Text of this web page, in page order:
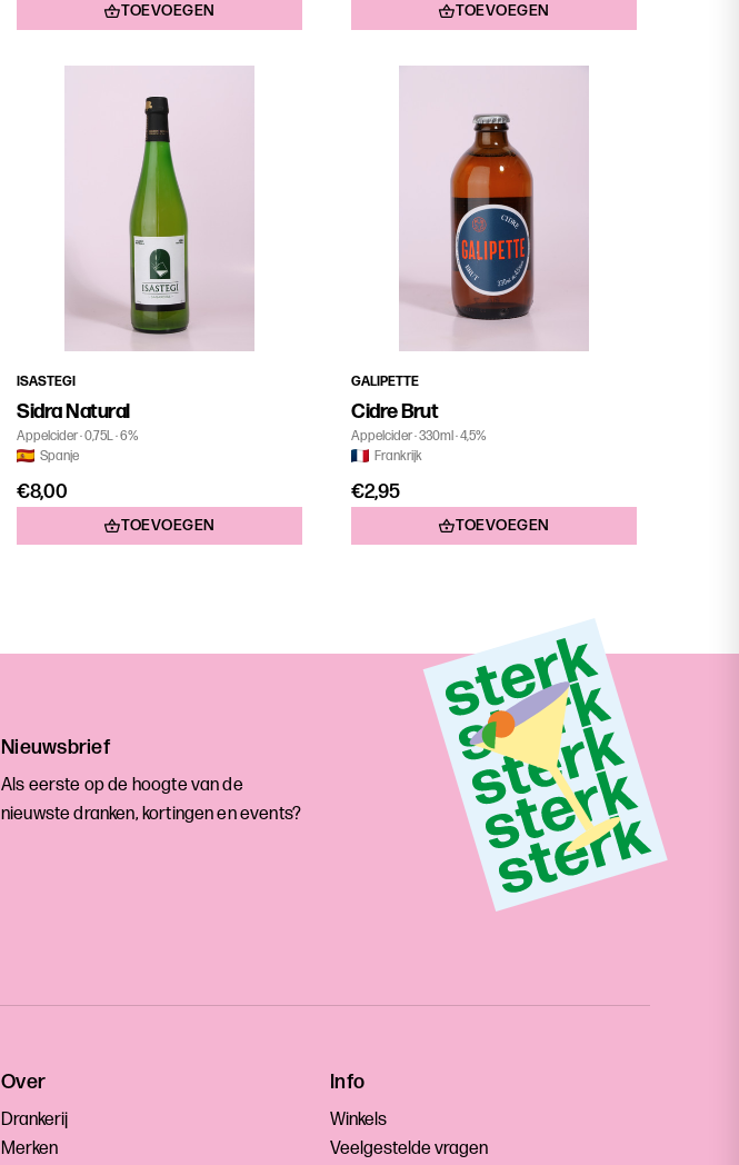
TOEVOEGEN TOEVOEGEN
ISASTEGI
Sidra Natural
Appelcider 0,75L 6%
Spanje
€8,00
TOEVOEGEN
GALIPETTE
Cidre Brut
Appelcider 330ml 4,5%
Frankrijk
€2,95
TOEVOEGEN
Nieuwsbrief
Als eerste op de hoogte van de
nieuwste dranken, kortingen en events?
Over
Drankerij
Merken
Info
Winkels
Veelgestelde vragen